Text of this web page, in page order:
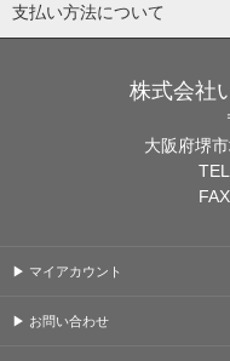
支払い方法について
株式会社
大阪府堺
▶ マイアカウント
▶ お問い合わせ